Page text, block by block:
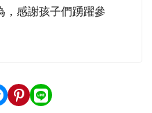
，感謝孩子們踴躍參